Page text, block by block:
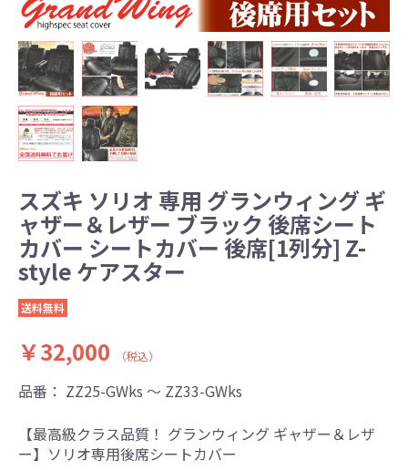
スズキ ソリオ 専用 グランウィング ギ
ャザー＆レザー ブラック 後席シート
カバー シートカバー 後席[1列分] Z-
style ケアスター
送料無料
￥32,000 （税込）
品番： ZZ25-GWks ～ ZZ33-GWks
【最高級クラス品質！ グランウィング ギャザー＆レザ
ー】ソリオ専用後席シートカバー